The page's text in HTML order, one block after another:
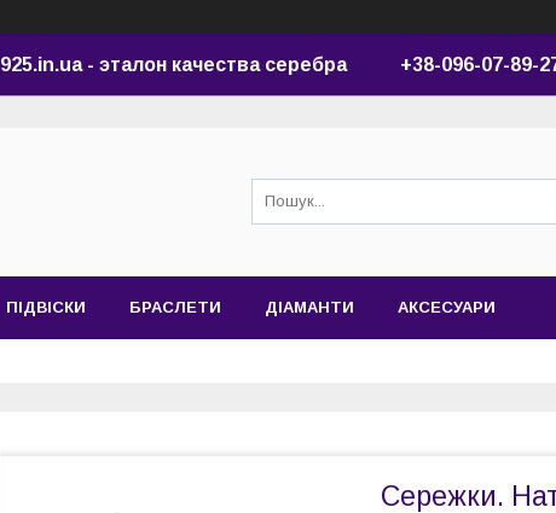
925.in.ua - эталон качества серебра +38-096-07-89-
ПІДВІСКИ БРАСЛЕТИ ДІАМАНТИ АКСЕСУАРИ
Сережки.